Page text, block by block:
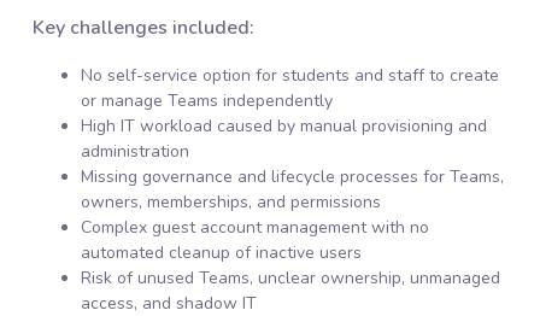
Key challenges included:
No self-service option for students and staff to create
or manage Teams independently
High IT workload caused by manual provisioning and
administration
Missing governance and lifecycle processes for Teams,
owners, memberships, and permissions
Complex guest account management with no
automated cleanup of inactive users
Risk of unused Teams, unclear ownership, unmanaged
access, and shadow IT